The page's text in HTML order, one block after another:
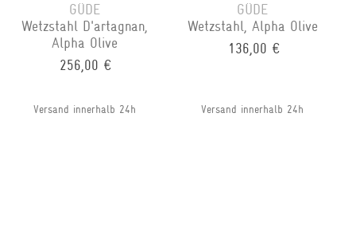
GÜDE
Wetzstahl D'artagnan,
Alpha Olive
256,00 €
Versand innerhalb 24h
GÜDE
Wetzstahl, Alpha Olive
136,00 €
Versand innerhalb 24h